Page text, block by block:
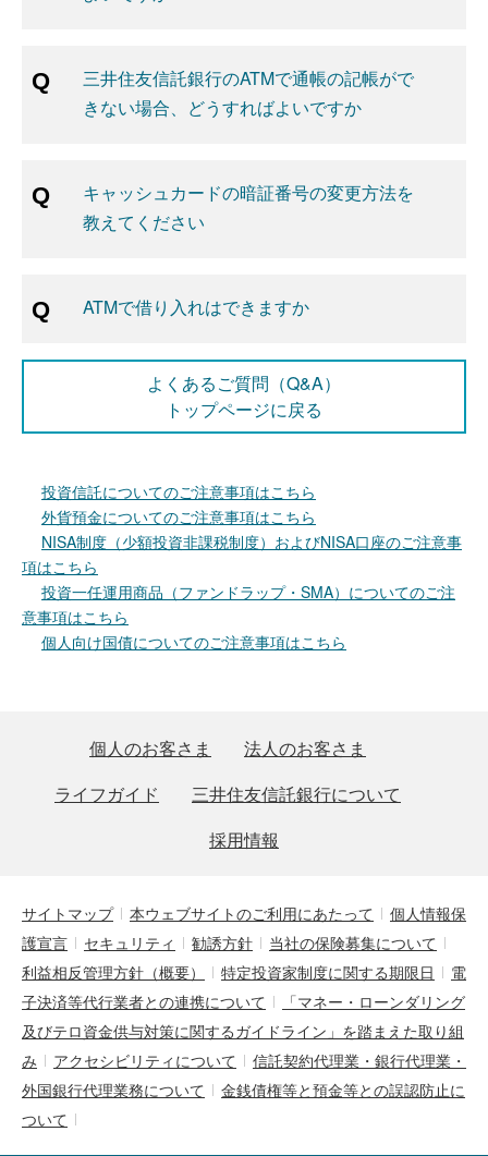
三井住友信託銀行のATMで通帳の記帳がで
きない場合、どうすればよいですか
キャッシュカードの暗証番号の変更方法を
教えてください
ATMで借り入れはできますか
よくあるご質問（Q&A）
トップページに戻る
投資信託についてのご注意事項はこちら
外貨預金についてのご注意事項はこちら
NISA制度（少額投資非課税制度）およびNISA口座のご注意事
項はこちら
投資一任運用商品（ファンドラップ・SMA）についてのご注
意事項はこちら
個人向け国債についてのご注意事項はこちら
個人のお客さま
法人のお客さま
ライフガイド
三井住友信託銀行について
採用情報
サイトマップ 本ウェブサイトのご利用にあたって
個人情報保
護宣言
セキュリティ 勧誘方針
当社の保険募集について
利益相反管理方針（概要）
特定投資家制度に関する期限日
電
子決済等代行業者との連携について
「マネー・ローンダリング
及びテロ資金供与対策に関するガイドライン」を踏まえた取り組
み
アクセシビリティについて
信託契約代理業・銀行代理業・
外国銀行代理業務について
金銭債権等と預金等との誤認防止に
ついて